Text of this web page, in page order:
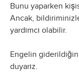
Bunu yaparken
Ancak,
yardımcı olabilir.
Engelin
duyarız.